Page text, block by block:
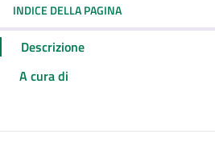
INDICE DELLA PAGINA
Descrizione
A cura di